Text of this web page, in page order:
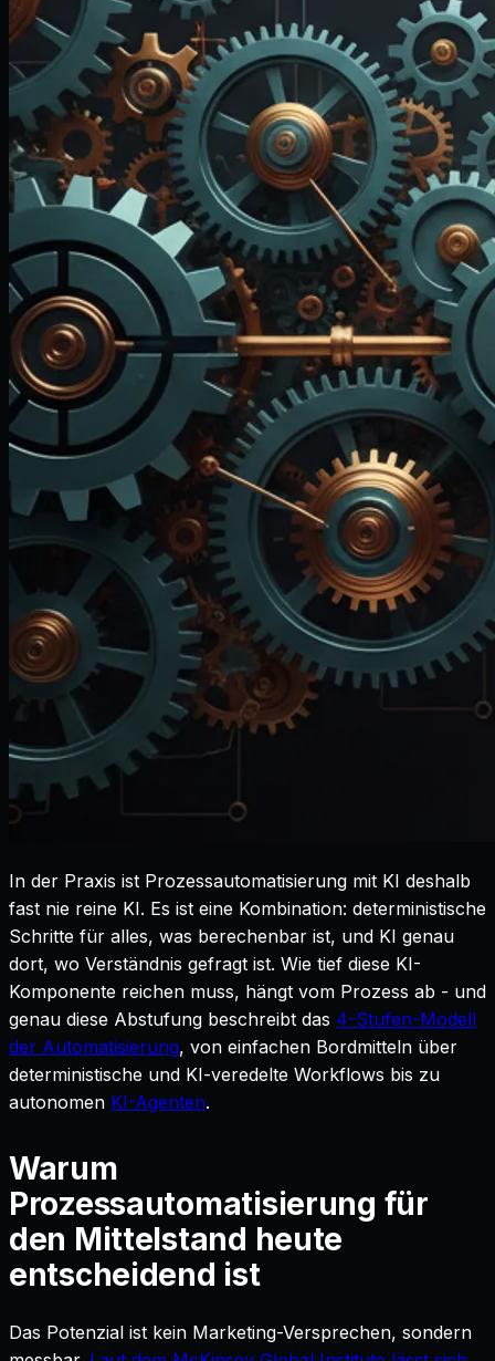
In der Praxis ist Prozessautomatisierung mit KI deshalb
fast nie reine KI. Es ist eine Kombination: deterministische
Schritte für alles, was berechenbar ist, und KI genau
dort, wo Verständnis gefragt ist. Wie tief diese KI-
Komponente reichen muss, hängt vom Prozess ab - und
genau diese Abstufung beschreibt das 4-Stufen-Modell
der Automatisierung, von einfachen Bordmitteln über
deterministische und KI-veredelte Workflows bis zu
autonomen KI-Agenten.
Warum
Prozessautomatisierung für
den Mittelstand heute
entscheidend ist
Das Potenzial ist kein Marketing-Versprechen, sondern